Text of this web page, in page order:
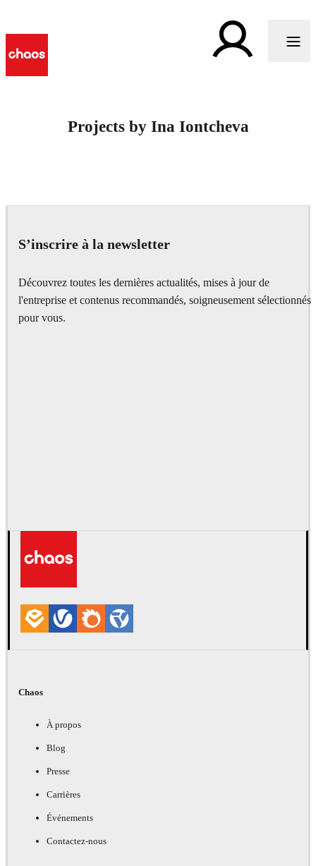
Projects by Ina Iontcheva
S’inscrire à la newsletter
Découvrez toutes les dernières actualités, mises à jour de
l'entreprise et contenus recommandés, soigneusement sélectionnés
pour vous.
Chaos
À propos
Blog
Presse
Carrières
Événements
Contactez-nous